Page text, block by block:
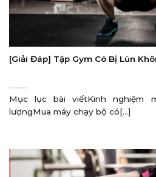
[Giải Đáp] Tập Gym Có Bị Lùn
Mục lục bài viếtKinh nghiệm
lượngMua máy chạy bộ có[...]